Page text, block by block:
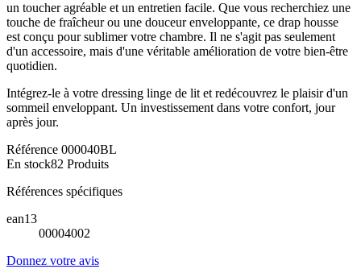
un toucher agréable et un entretien facile. Que vous recherchiez une
touche de fraîcheur ou une douceur enveloppante, ce drap housse
est conçu pour sublimer votre chambre. Il ne s'agit pas seulement
d'un accessoire, mais d'une véritable amélioration de votre bien-être
quotidien.
Intégrez-le à votre dressing linge de lit et redécouvrez le plaisir d'un
sommeil enveloppant. Un investissement dans votre confort, jour
après jour.
Référence 000040BL
En stock82 Produits
Références spécifiques
ean13
00004002
Donnez votre avis